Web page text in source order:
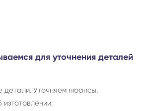
для уточнения деталей
детали. Уточняем нюансы,